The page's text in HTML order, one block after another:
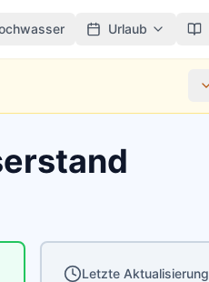
Urlaub
Letzte Aktualisierung